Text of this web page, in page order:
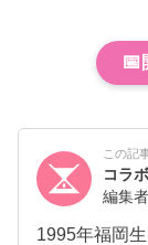
📅
この記
コラ
編集者
1995年福岡